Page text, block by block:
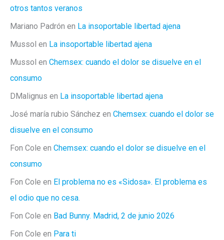
otros tantos veranos
Mariano Padrón en La insoportable libertad ajena
Mussol en La insoportable libertad ajena
Mussol en Chemsex: cuando el dolor se disuelve en el
consumo
DMalignus en La insoportable libertad ajena
José maría rubio Sánchez en Chemsex: cuando el dolor se
disuelve en el consumo
Fon Cole en Chemsex: cuando el dolor se disuelve en el
consumo
Fon Cole en El problema no es «Sidosa». El problema es
el odio que no cesa.
Fon Cole en Bad Bunny. Madrid, 2 de junio 2026
Fon Cole en Para ti